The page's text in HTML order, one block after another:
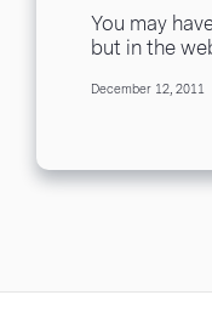
You may
but in the
it...
December 12, 2011